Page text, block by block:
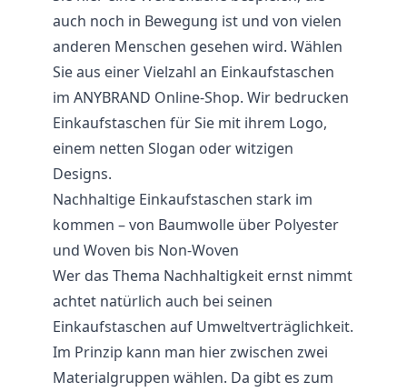
auch noch in Bewegung ist und von vielen
anderen Menschen gesehen wird. Wählen
Sie aus einer Vielzahl an Einkaufstaschen
im ANYBRAND Online-Shop. Wir bedrucken
Einkaufstaschen für Sie mit ihrem Logo,
einem netten Slogan oder witzigen
Designs.
Nachhaltige Einkaufstaschen stark im
kommen – von Baumwolle über Polyester
und Woven bis Non-Woven
Wer das Thema Nachhaltigkeit ernst nimmt
achtet natürlich auch bei seinen
Einkaufstaschen auf Umweltverträglichkeit.
Im Prinzip kann man hier zwischen zwei
Materialgruppen wählen. Da gibt es zum